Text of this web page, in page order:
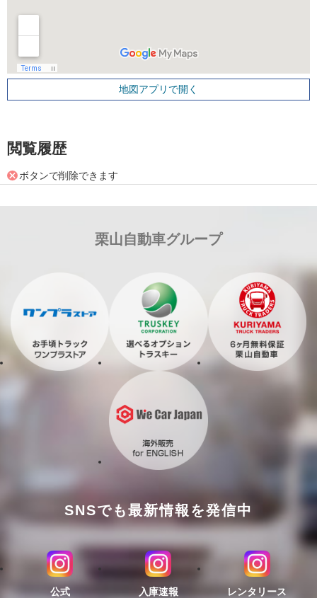
地図アプリで開く
閲覧履歴
ボタンで削除できます
栗山自動車グループ
SNSでも最新情報を発信中
公式
入庫速報
レンタリース